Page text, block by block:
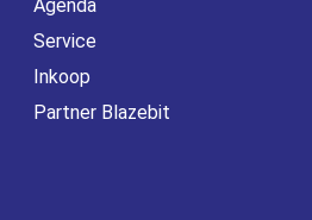
Agenda
Service
Inkoop
Partner Blazebit